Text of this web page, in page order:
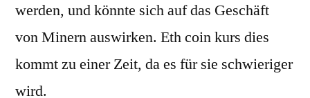
werden, und könnte sich auf das Geschäft
von Minern auswirken. Eth coin kurs dies
kommt zu einer Zeit, da es für sie schwieriger
wird.